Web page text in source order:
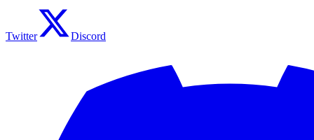
Twitter Discord